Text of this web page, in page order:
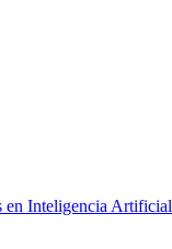
en Inteligencia Artificial